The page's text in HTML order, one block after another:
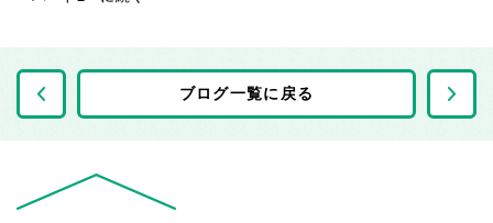
ブログ一覧に戻る